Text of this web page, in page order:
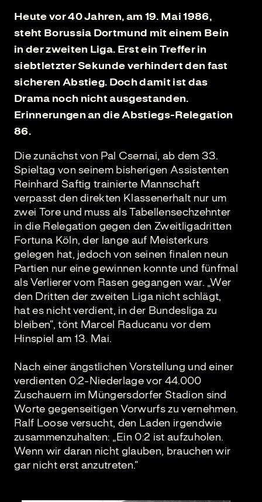
Heute vor 40 Jahren, am 19. Mai 1986,
steht Borussia Dortmund mit einem Bein
in der zweiten Liga. Erst ein Treffer in
siebtletzter Sekunde verhindert den fast
sicheren Abstieg. Doch damit ist das
Drama noch nicht ausgestanden.
Erinnerungen an die Abstiegs-Relegation
86.
Die zunächst von Pal Csernai, ab dem 33.
Spieltag von seinem bisherigen Assistenten
Reinhard Saftig trainierte Mannschaft
verpasst den direkten Klassenerhalt nur um
zwei Tore und muss als Tabellensechzehnter
in die Relegation gegen den Zweitligadritten
Fortuna Köln, der lange auf Meisterkurs
gelegen hat, jedoch von seinen finalen neun
Partien nur eine gewinnen konnte und fünfmal
als Verlierer vom Rasen gegangen war. „Wer
den Dritten der zweiten Liga nicht schlägt,
hat es nicht verdient, in der Bundesliga zu
bleiben“, tönt Marcel Raducanu vor dem
Hinspiel am 13. Mai.
Nach einer ängstlichen Vorstellung und einer
verdienten 0:2-Niederlage vor 44.000
Zuschauern im Müngersdorfer Stadion sind
Worte gegenseitigen Vorwurfs zu vernehmen.
Ralf Loose versucht, den Laden irgendwie
zusammenzuhalten: „Ein 0:2 ist aufzuholen.
Wenn wir daran nicht glauben, brauchen wir
gar nicht erst anzutreten.“